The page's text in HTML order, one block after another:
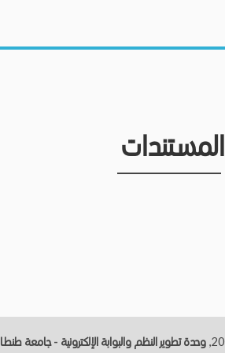
المستندات
وحدة تطوير النظم والبوابة الإلكترونية - جامعة طنطــا